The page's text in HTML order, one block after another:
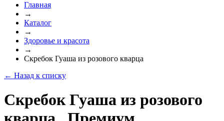
Главная
→
Каталог
→
Здоровье и красота
→
Скребок Гуаша из розового кварца
← Назад к списку
Скребок Гуаша из розового